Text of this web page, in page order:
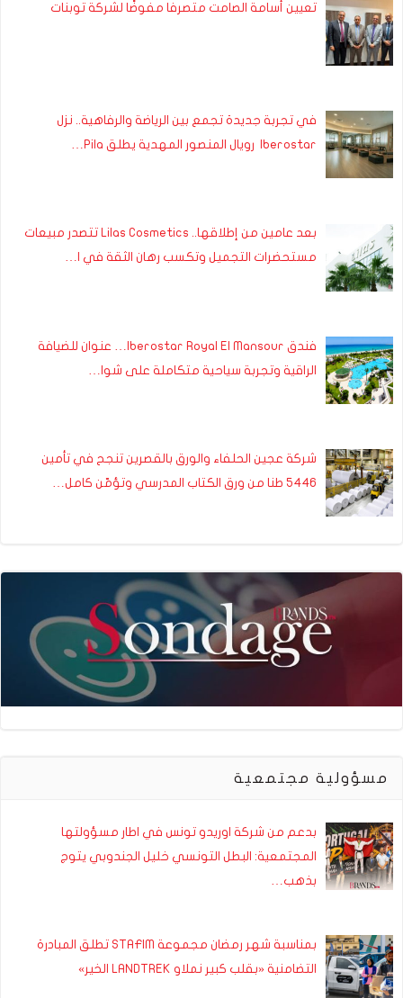
تعيين أسامة الصامت متصرفا مفوضًا لشركة توبنات
في تجربة جديدة تجمع بين الرياضة والرفاهية.. نزل
Iberostar رويال المنصور المهدية يطلق Pila…
بعد عامين من إطلاقها.. Lilas Cosmetics تتصدر مبيعات
مستحضرات التجميل وتكسب رهان الثقة في ا…
فندق Iberostar Royal El Mansour… عنوان للضيافة
الراقية وتجربة سياحية متكاملة على شوا…
شركة عجين الحلفاء والورق بالقصرين تنجح في تأمين
5446 طنا من ورق الكتاب المدرسي وتؤمّن كامل…
مسؤولية مجتمعية
بدعم من شركة اوريدو تونس في اطار مسؤولتها
المجتمعية: البطل التونسي خليل الجندوبي يتوج
بذهب…
بمناسبة شهر رمضان مجموعة STAFIM تطلق المبادرة
التضامنية «بقلب كبير نملاو LANDTREK الخير»